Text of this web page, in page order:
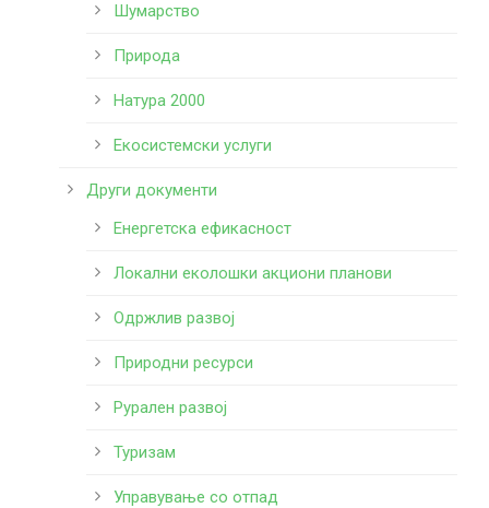
Шумарство
Природа
Натура 2000
Екосистемски услуги
Други документи
Енергетска ефикасност
Локални еколошки акциони планови
Одржлив развој
Природни ресурси
Рурален развој
Туризам
Управување со отпад